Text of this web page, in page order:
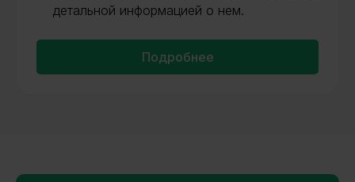
детальной информацией о нем.
Подробнее